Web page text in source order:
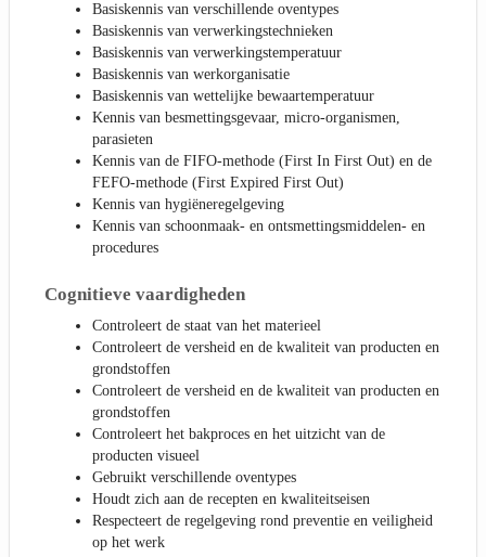
Basiskennis van verschillende oventypes
Basiskennis van verwerkingstechnieken
Basiskennis van verwerkingstemperatuur
Basiskennis van werkorganisatie
Basiskennis van wettelijke bewaartemperatuur
Kennis van besmettingsgevaar, micro-organismen,
parasieten
Kennis van de FIFO-methode (First In First Out) en de
FEFO-methode (First Expired First Out)
Kennis van hygiëneregelgeving
Kennis van schoonmaak- en ontsmettingsmiddelen- en
procedures
Cognitieve vaardigheden
Controleert de staat van het materieel
Controleert de versheid en de kwaliteit van producten en
grondstoffen
Controleert de versheid en de kwaliteit van producten en
grondstoffen
Controleert het bakproces en het uitzicht van de
producten visueel
Gebruikt verschillende oventypes
Houdt zich aan de recepten en kwaliteitseisen
Respecteert de regelgeving rond preventie en veiligheid
op het werk